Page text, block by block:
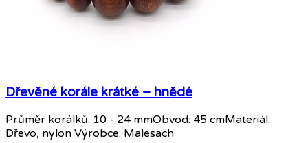
Dřevěné korále krátké – hnědé
Průměr korálků: 10 - 24 mmObvod: 45 cmMateriál:
Dřevo, nylon Výrobce: Malesach